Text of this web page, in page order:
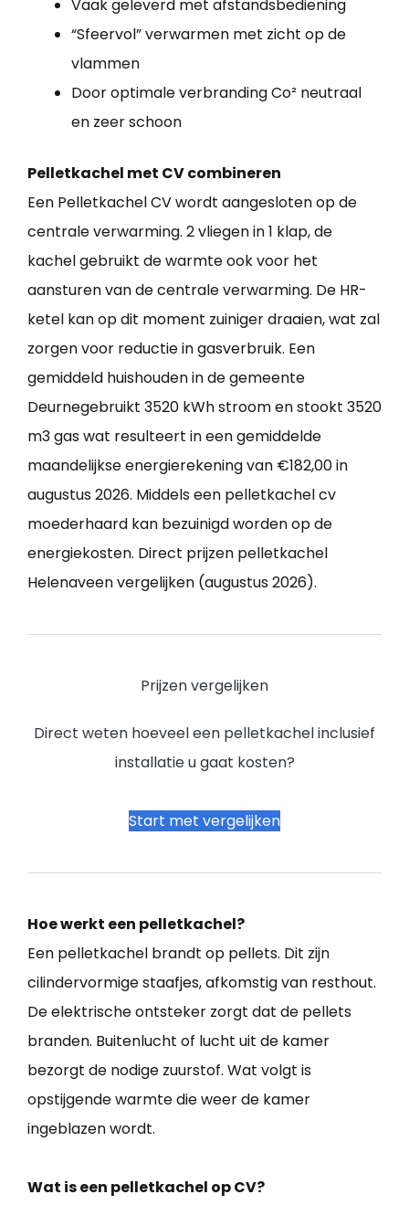
Vaak geleverd met afstandsbediening
“Sfeervol” verwarmen met zicht op de
vlammen
Door optimale verbranding Co² neutraal
en zeer schoon
Pelletkachel met CV combineren
Een Pelletkachel CV wordt aangesloten op de
centrale verwarming. 2 vliegen in 1 klap, de
kachel gebruikt de warmte ook voor het
aansturen van de centrale verwarming. De HR-
ketel kan op dit moment zuiniger draaien, wat zal
zorgen voor reductie in gasverbruik. Een
gemiddeld huishouden in de gemeente
Deurnegebruikt 3520 kWh stroom en stookt 3520
m3 gas wat resulteert in een gemiddelde
maandelijkse energierekening van €182,00 in
augustus 2026. Middels een pelletkachel cv
moederhaard kan bezuinigd worden op de
energiekosten. Direct prijzen pelletkachel
Helenaveen vergelijken (augustus 2026).
Prijzen vergelijken
Direct weten hoeveel een pelletkachel inclusief
installatie u gaat kosten?
Start met vergelijken
Hoe werkt een pelletkachel?
Een pelletkachel brandt op pellets. Dit zijn
cilindervormige staafjes, afkomstig van resthout.
De elektrische ontsteker zorgt dat de pellets
branden. Buitenlucht of lucht uit de kamer
bezorgt de nodige zuurstof. Wat volgt is
opstijgende warmte die weer de kamer
ingeblazen wordt.
Wat is een pelletkachel op CV?